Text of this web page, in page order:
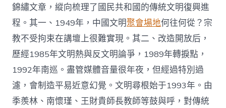
錦繡文章，縱向梳理了國民共和國的傳統文明復興進
程。其一、1949年，中國文明聚會場地何往何從？宗
教不受拘束在講壇上很難實現。其二、改造開放后，
歷經1985年文明熱與反文明論爭，1989年轉捩點，
1992年南巡。盡管媒體音量很年夜，但經過特別過
濾，會制造平易近意幻覺。文明尋根始于1993年。由
季羨林、南懷瑾、王財貴師長教師等鼓與呼，對傳統